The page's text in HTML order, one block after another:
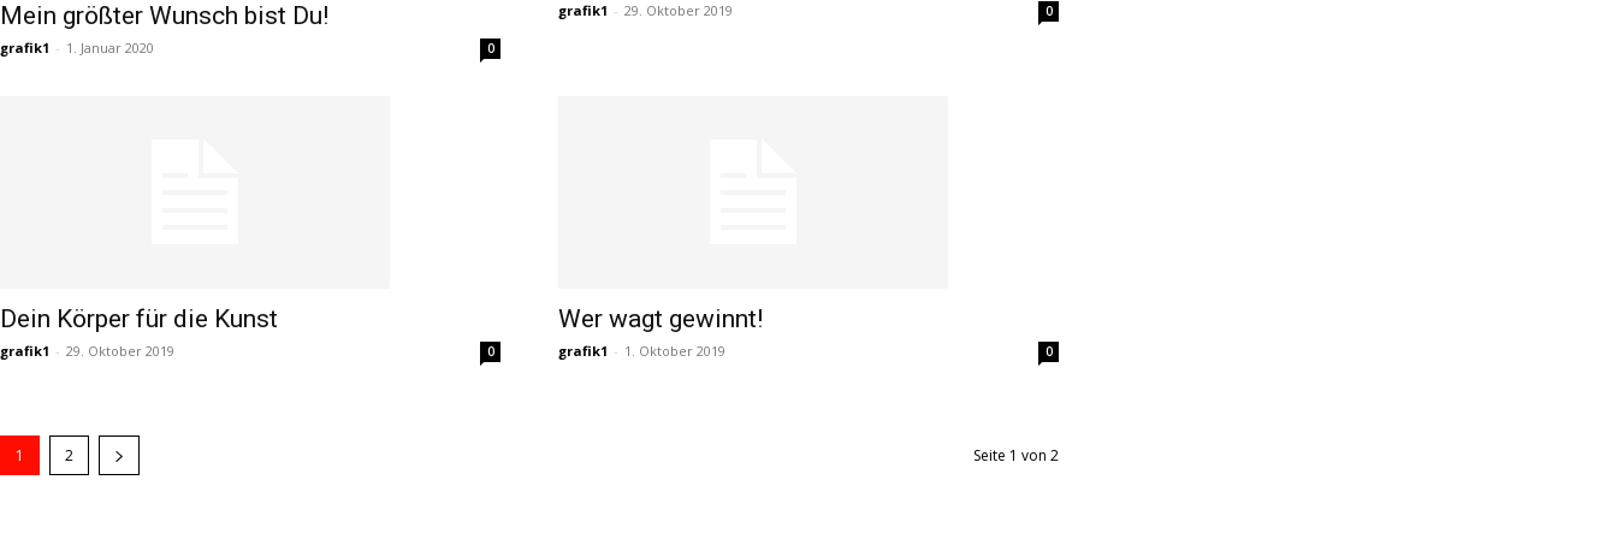
Mein größter Wunsch bist Du!
grafik1 - 1. Januar 2020 0
grafik1 - 29. Oktober 2019 0
Dein Körper für die Kunst
grafik1 - 29. Oktober 2019 0
Wer wagt gewinnt!
grafik1 - 1. Oktober 2019 0
1 2 Seite 1 von 2